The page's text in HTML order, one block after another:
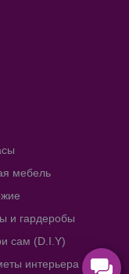
мебель
и гардеробы
сам (D.I.Y)
интерьера